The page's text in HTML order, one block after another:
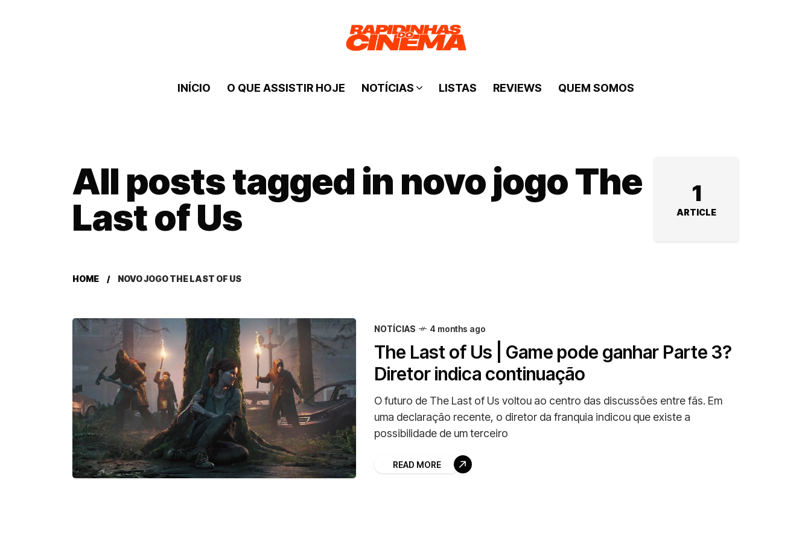
INÍCIO O QUE ASSISTIR HOJE NOTÍCIAS LISTAS REVIEWS QUEM SOMOS
All posts tagged in novo jogo The
Last of Us
1
ARTICLE
HOME NOVO JOGO THE LAST OF US
NOTÍCIAS 4 months ago
The Last of Us | Game pode ganhar Parte 3?
Diretor indica continuação
O futuro de The Last of Us voltou ao centro das discussões entre fãs. Em
uma declaração recente, o diretor da franquia indicou que existe a
possibilidade de um terceiro
READ MORE